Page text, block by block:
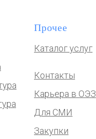
Прочее
Каталог услуг
Контакты
Карьера в ОЭЗ
Для СМИ
Закупки